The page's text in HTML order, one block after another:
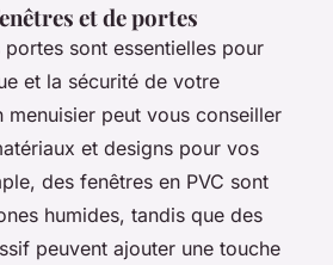
et de portes
sont essentielles pour
et la sécurité de votre
menuisier peut vous conseiller
et designs pour vos
des fenêtres en PVC sont
humides, tandis que des
peuvent ajouter une touche